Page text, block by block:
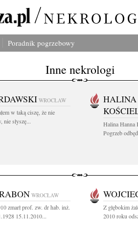
Poradnik pogrzebowy
Inne nekrologi
WROCŁAW
w taką ciszę, że nie
nie słyszę...
Halina Hanna
Pogrzeb
WROCŁAW
zmarł prof. zw. dr hab. inż.
15.11.2010...
Z głębokim
2010 roku